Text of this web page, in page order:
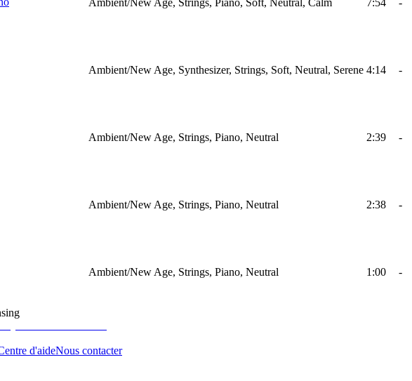
Ambient/New Age, Synthesizer, Strings, Soft, Neutral, Serene 4:14 -
Ambient/New Age, Strings, Piano, Neutral 2:39 -
Ambient/New Age, Strings, Piano, Neutral 2:38 -
Ambient/New Age, Strings, Piano, Neutral 1:00 -
d'aideNous contacter